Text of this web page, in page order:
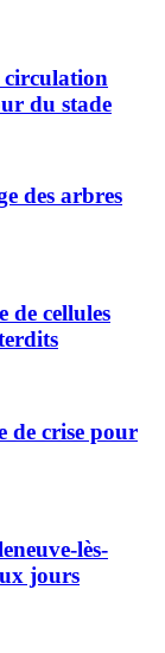
circulation
du stade
des arbres
de cellules
de crise pour
lès-
jours